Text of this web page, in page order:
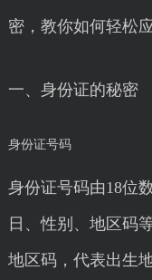
密，教你如何轻松
一、身份证的秘密
身份证号码
身份证号码由18位
日、性别、地区码
地区码，代表出生